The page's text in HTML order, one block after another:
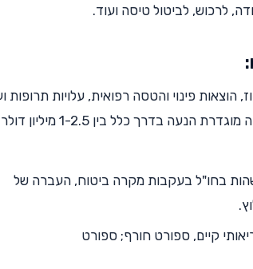
לרכוש, לביטול טיסה ועוד.
הוצאות פינוי והטסה רפואית, עלויות תרופות
בדרך כלל בין 1-2.5 מיליון דולר.
בחו"ל בעקבות מקרה ביטוח, העברה של
קיים, ספורט חורף; ספורט